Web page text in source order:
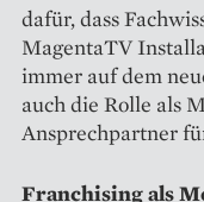
dafür, dass
MagentaTV
immer auf dem
auch die Rolle als
Ansprechpartner
Franchising als